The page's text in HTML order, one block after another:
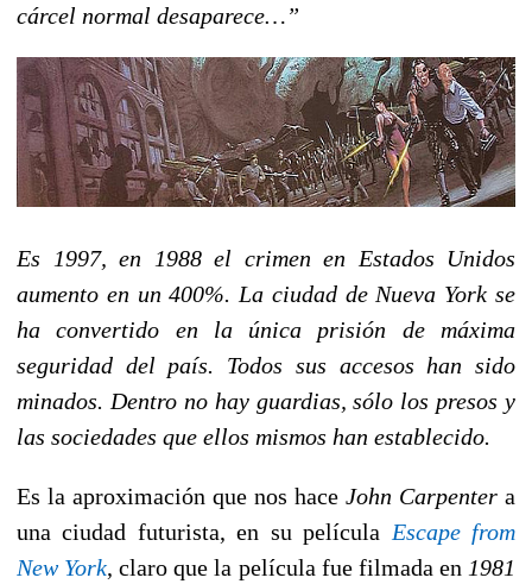
cárcel normal desaparece…”
Es 1997, en 1988 el crimen en Estados Unidos
aumento en un 400%. La ciudad de Nueva York se
ha convertido en la única prisión de máxima
seguridad del país. Todos sus accesos han sido
minados. Dentro no hay guardias, sólo los presos y
las sociedades que ellos mismos han establecido.
Es la aproximación que nos hace John Carpenter a
una ciudad futurista, en su película Escape from
New York, claro que la película fue filmada en 1981